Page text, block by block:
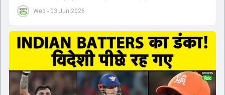
Wed - 03 Jun 2026
अपनी पुरानी गलतियों को स्वीकार करते हुए एक नया रिसेट बटन दबाया। टीम
मैनेजमेंट में Mo Bobat, Andy Flower, Dinesh Karthik और एनालिस्ट
के तहत Bhuvneshwar Kumar, Krunal Pandya और Rasikh Salam
जैसे भारतीय खिलाड़ियों को टीम में शामिल किया गया, जिन्होंने शानदार प्रदर्शन
किया। इसके अलावा, Virat Kohli की भूमिका में भी बदलाव देखा गया, जहां वह
अब टीम के युवा खिलाड़ियों के साथ ज्यादा जुड़े हुए नजर आते हैं। कप्तान Rajat
Patidar के नेतृत्व में टीम का कम्युनिकेशन बहुत स्पष्ट रहा है। एनालिस्ट से लेकर
मैनेजमेंट तक, सभी एक ही पेज पर रहते हैं, जिससे मैदान पर कोई कंफ्यूजन नहीं